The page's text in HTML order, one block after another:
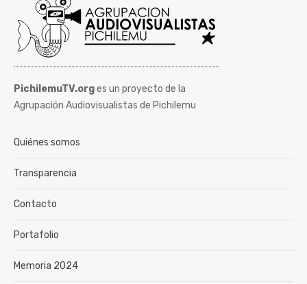
PichilemuTV.orges un proyecto de la
Agrupación Audiovisualistas de Pichilemu
Quiénes somos
Transparencia
Contacto
Portafolio
Memoria 2024